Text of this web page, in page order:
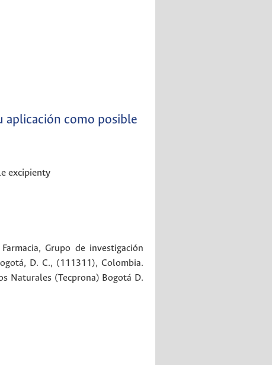
aplicación como posible
excipienty
Grupo de investigación
D. C., (111311), Colombia.
Naturales (Tecprona) Bogotá D.